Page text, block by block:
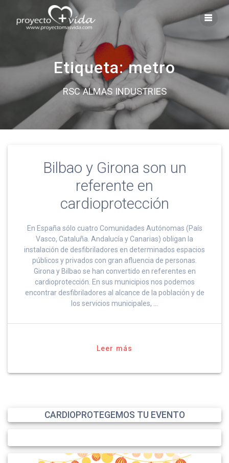
contenido
Etiqueta:metro
RSC ALMAS INDUSTRIES
Bilbao y Girona son un
referente en
cardioprotección
En España sólo cuatro Comunidades Autónomas (País
Vasco, Cataluña. Andalucía y Canarias) obligan la
instalación de desfibriladores en determinados espacios
públicos y privados con gran afluencia de personas.
Girona y Bilbao se han convertido en referentes en
cardioprotección. En sus municipios nos podemos
encontrar desfibriladores al alcance de la población y de
los servicios municipales, …
Leer más
CARDIOPROTEGEMOS TU EVENTO